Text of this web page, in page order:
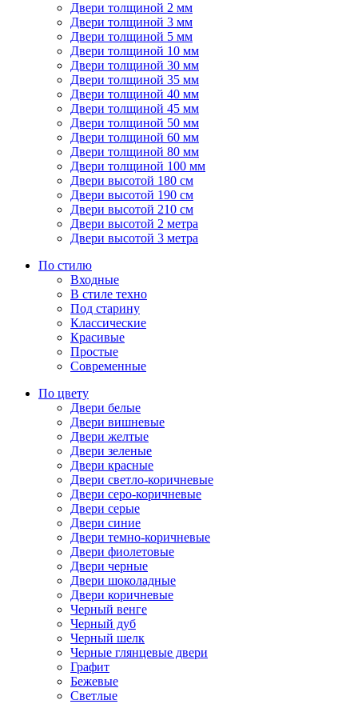
Двери толщиной 2 мм
Двери толщиной 3 мм
Двери толщиной 5 мм
Двери толщиной 10 мм
Двери толщиной 30 мм
Двери толщиной 35 мм
Двери толщиной 40 мм
Двери толщиной 45 мм
Двери толщиной 50 мм
Двери толщиной 60 мм
Двери толщиной 80 мм
Двери толщиной 100 мм
Двери высотой 180 см
Двери высотой 190 см
Двери высотой 210 см
Двери высотой 2 метра
Двери высотой 3 метра
По стилю
Входные
В стиле техно
Под старину
Классические
Красивые
Простые
Современные
По цвету
Двери белые
Двери вишневые
Двери желтые
Двери зеленые
Двери красные
Двери светло-коричневые
Двери серо-коричневые
Двери серые
Двери синие
Двери темно-коричневые
Двери фиолетовые
Двери черные
Двери шоколадные
Двери коричневые
Черный венге
Черный дуб
Черный шелк
Черные глянцевые двери
Графит
Бежевые
Светлые